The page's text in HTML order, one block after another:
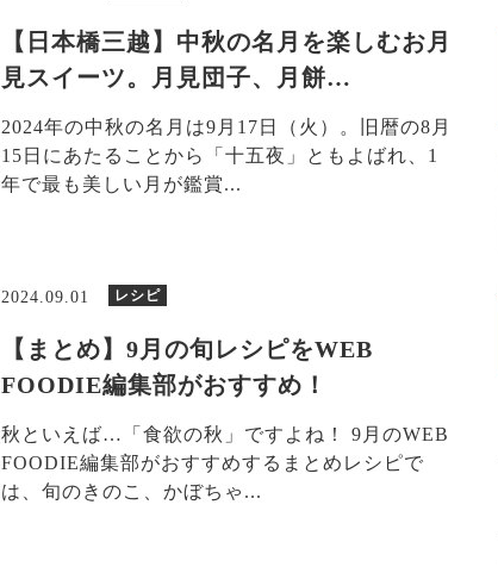
【日本橋三越】中秋の名月を楽しむお月
見スイーツ。月見団子、月餅…
2024年の中秋の名月は9月17日（火）。旧暦の8月
15日にあたることから「十五夜」ともよばれ、1
年で最も美しい月が鑑賞...
2024.09.01 レシピ
【まとめ】9月の旬レシピをWEB
FOODIE編集部がおすすめ！
秋といえば…「食欲の秋」ですよね！ 9月のWEB
FOODIE編集部がおすすめするまとめレシピで
は、旬のきのこ、かぼちゃ...